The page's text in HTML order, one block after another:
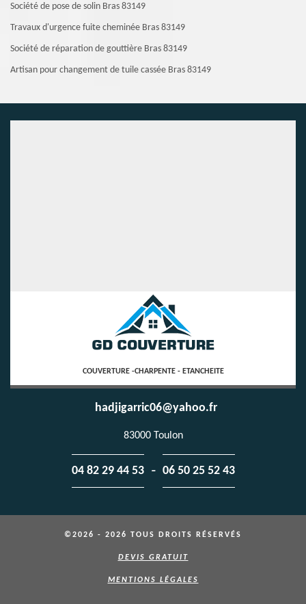
Société de pose de solin Bras 83149
Travaux d'urgence fuite cheminée Bras 83149
Société de réparation de gouttière Bras 83149
Artisan pour changement de tuile cassée Bras 83149
COUVERTURE -CHARPENTE - ETANCHEITE
hadjigarric06@yahoo.fr
83000 Toulon
04 82 29 44 53 - 06 50 25 52 43
©2026 - 2026 TOUS DROITS RÉSERVÉS
DEVIS GRATUIT
MENTIONS LÉGALES